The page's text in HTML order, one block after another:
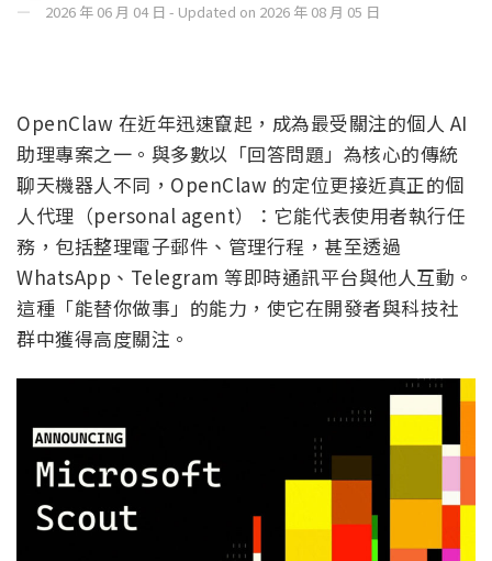
2026 年 06 月 04 日 - Updated on 2026 年 08 月 05 日
OpenClaw 在近年迅速竄起，成為最受關注的個人 AI
助理專案之一。與多數以「回答問題」為核心的傳統
聊天機器人不同，OpenClaw 的定位更接近真正的個
人代理（personal agent）：它能代表使用者執行任
務，包括整理電子郵件、管理行程，甚至透過
WhatsApp、Telegram 等即時通訊平台與他人互動。
這種「能替你做事」的能力，使它在開發者與科技社
群中獲得高度關注。